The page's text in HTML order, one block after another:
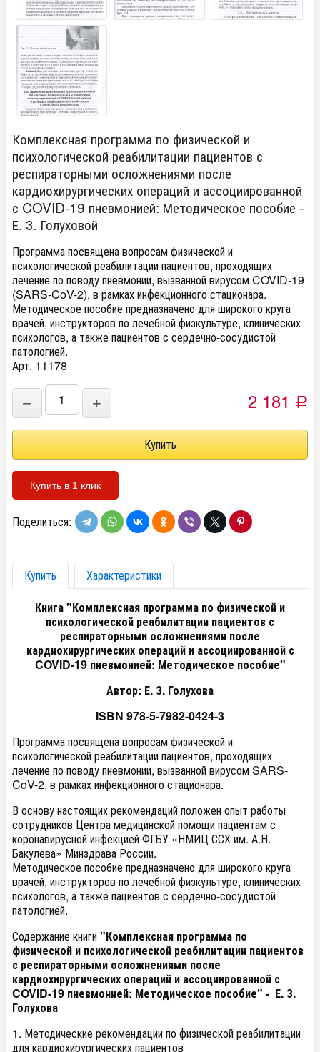
Комплексная программа по физической и
психологической реабилитации пациентов с
респираторными осложнениями после
кардиохирургических операций и ассоциированной
с COVID-19 пневмонией: Методическое пособие -
Е. З. Голуховой
Программа посвящена вопросам физической и
психологической реабилитации пациентов, проходящих
лечение по поводу пневмонии, вызванной вирусом COVID-19
(SARS-CoV-2), в рамках инфекционного стационара.
Методическое пособие предназначено для широкого круга
врачей, инструкторов по лечебной физкультуре, клинических
психологов, а также пациентов с сердечно-сосудистой
патологией.
Арт. 11178
− + 2 181 Р
Купить в 1 клик
Поделиться:
Купить
Характеристики
Книга "Комплексная программа по физической и
психологической реабилитации пациентов с
респираторными осложнениями после
кардиохирургических операций и ассоциированной с
COVID-19 пневмонией: Методическое пособие"
Автор: Е. З. Голухова
ISBN 978-5-7982-0424-3
Программа посвящена вопросам физической и
психологической реабилитации пациентов, проходящих
лечение по поводу пневмонии, вызванной вирусом SARS-
CoV-2, в рамках инфекционного стационара.
В основу настоящих рекомендаций положен опыт работы
сотрудников Центра медицинской помощи пациентам с
коронавирусной инфекцией ФГБУ «НМИЦ ССХ им. А.Н.
Бакулева» Минздрава России.
Методическое пособие предназначено для широкого круга
врачей, инструкторов по лечебной физкультуре, клинических
психологов, а также пациентов с сердечно-сосудистой
патологией.
Содержание книги"Комплексная программа по
физической и психологической реабилитации пациентов
с респираторными осложнениями после
кардиохирургических операций и ассоциированной с
COVID-19 пневмонией: Методическое пособие" - Е. З.
Голухова
1. Методические рекомендации по физической реабилитации
для кардиохирургических пациентов